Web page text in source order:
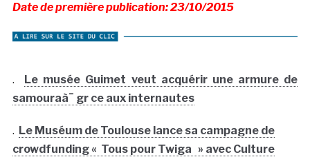
Date de première publication: 23/10/2015
.
Le musée Guimet veut acquérir une armure de
samouraà¯ gr ce aux internautes
. Le Muséum de Toulouse lance sa campagne de
crowdfunding « Tous pour Twiga » avec Culture